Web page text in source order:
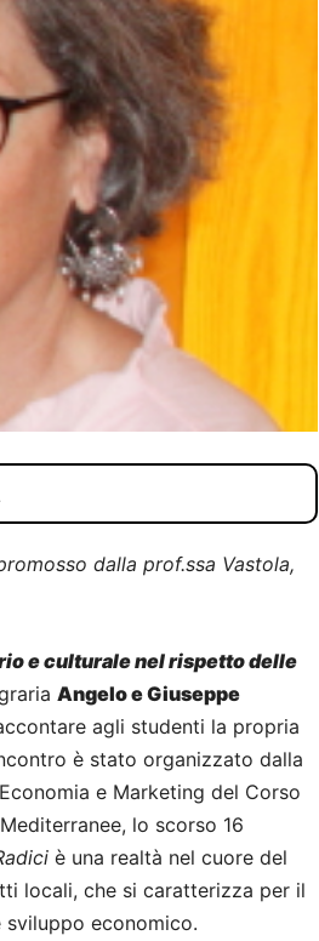
dalla prof.ssa Vastola,
e culturale nel rispetto delle
Angelo e Giuseppe
agli studenti la propria
è stato organizzato dalla
e Marketing del Corso
lo scorso 16
è una realtà nel cuore del
locali, che si caratterizza per il
economico.